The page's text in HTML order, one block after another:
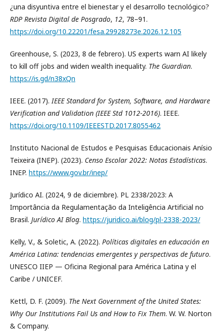
¿una disyuntiva entre el bienestar y el desarrollo tecnológico?
RDP Revista Digital de Posgrado, 12, 78–91.
https://doi.org/10.22201/fesa.29928273e.2026.12.105
Greenhouse, S. (2023, 8 de febrero). US experts warn AI likely
to kill off jobs and widen wealth inequality. The Guardian.
https://is.gd/n38xQn
IEEE. (2017).IEEE Standard for System, Software, and Hardware
Verification and Validation (IEEE Std 1012-2016). IEEE.
https://doi.org/10.1109/IEEESTD.2017.8055462
Instituto Nacional de Estudos e Pesquisas Educacionais Anísio
Teixeira (INEP). (2023). Censo Escolar 2022: Notas Estadísticas.
INEP. https://www.gov.br/inep/
Jurídico AI. (2024, 9 de diciembre). PL 2338/2023: A
Importância da Regulamentação da Inteligência Artificial no
Brasil. Jurídico AI Blog. https://juridico.ai/blog/pl-2338-2023/
Kelly, V., & Soletic, A. (2022). Políticas digitales en educación en
América Latina: tendencias emergentes y perspectivas de futuro.
UNESCO IIEP — Oficina Regional para América Latina y el
Caribe / UNICEF.
Kettl, D. F. (2009). The Next Government of the United States:
Why Our Institutions Fail Us and How to Fix Them. W. W. Norton
& Company.